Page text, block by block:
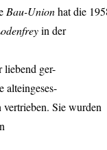
Bau-Unionhat die
in der
liebend ger-
alteingeses-
vertrieben. Sie wurden